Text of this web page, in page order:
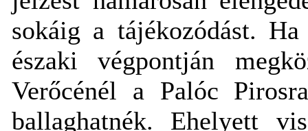
sokáig a tájékozódást.
északi végpontján
Verőcénél a Palóc
ballaghatnék. Ehelyett